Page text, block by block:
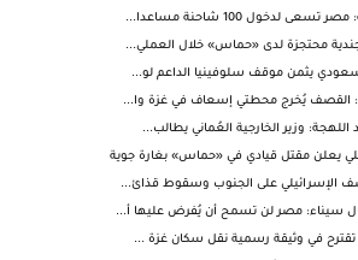
لدخول 100 شاحنة مساعدا...
جندية محتجزة لدى «حماس» خلال العملي...
يثمن موقف سلوفينيا الداعم لو...
القصف يُخرج محطتي إسعاف في غزة وا...
وزير الخارجية العُماني يطالب...
يعلن مقتل قيادي في «حماس» بغارة جوية
الإسرائيلي على الجنوب وسقوط قذائ...
سيناء: مصر لن تسمح أن يُفرض عليها أ...
تقترح في وثيقة رسمية نقل سكان غزة ...